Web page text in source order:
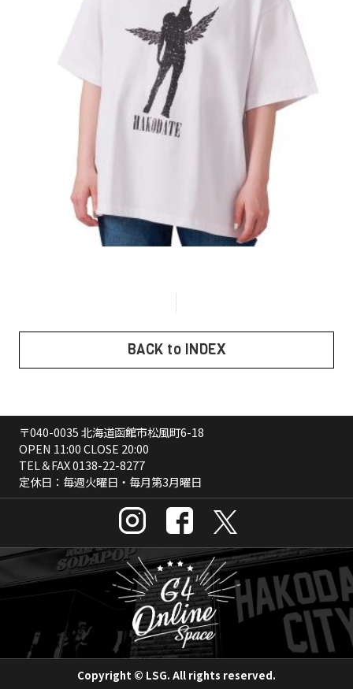
BACK to INDEX
〒040-0035 北海道函館市松風町6-18
OPEN 11:00 CLOSE 20:00
TEL＆FAX0138-22-8277
定休日：毎週火曜日・毎月第3月曜日
Copyright © LSG. All rights reserved.